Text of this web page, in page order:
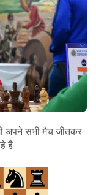
अपने सभी मैच जीतकर
है